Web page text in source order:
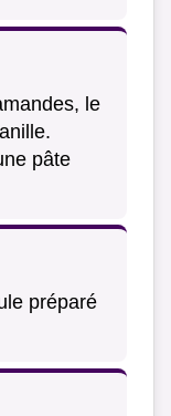
le
pâte
préparé